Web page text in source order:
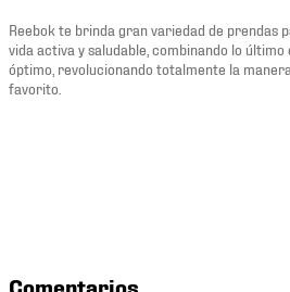
Reebok te brinda gran variedad de prendas
vida activa y saludable, combinando lo
óptimo, revolucionando totalmente la
favorito.
Comentarios